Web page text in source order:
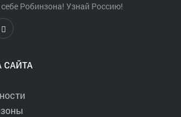
Робинзона! Узнай Россию!
САЙТА